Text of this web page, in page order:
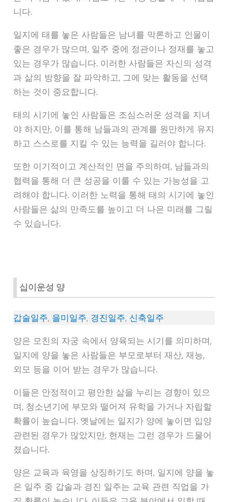
니다.
일지에 태를 놓은 사람들은 남녀를 막론하고 인물이
좋은 경우가 많으며, 일주 중에 정관이나 정재를 놓고
있는 경우가 많습니다. 이러한 사람들은 자신의 성격
과 삶의 방향을 잘 파악하고, 그에 맞는 활동을 선택
하는 것이 중요합니다.
태의 시기에 놓인 사람들은 조심스러운 성격을 지녀
야 하지만, 이를 통해 남들과의 관계를 원만하게 유지
하고 스스로를 지킬 수 있는 능력을 길러야 합니다.
또한 이기적이고 계산적인 면을 주의하며, 남들과의
협력을 통해 더 큰 성공을 이룰 수 있는 가능성을 고
려해야 합니다. 이러한 노력을 통해 태의 시기에 놓인
사람들은 삶의 만족도를 높이고 더 나은 미래를 그릴
수 있습니다.
십이운성 양
갑술일주, 을미일주, 경진일주, 신축일주
양은 모친의 자궁 속에서 양육되는 시기를 의미하며,
일지에 양을 놓은 사람들은 부모로부터 재산, 재능,
외모 등을 이어 받는 경우가 많습니다.
이들은 안정적이고 평안한 삶을 누리는 경향이 있으
며, 청소년기에 부모와 떨어져 유학을 가거나 자립할
확률이 높습니다. 옛날에는 일지가 양에 놓이면 입양
관련된 경우가 많았지만, 현재는 그런 경우가 드물어
졌습니다.
양은 교육과 육영을 상징하기도 하며, 일지에 양을 놓
은 일주 중 갑술과 경진 일주는 교육 관련 직업을 가